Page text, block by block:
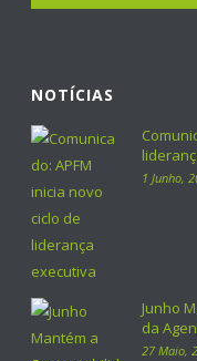
NOTÍCIAS
1 Junho,
Junho
da
27 Maio,